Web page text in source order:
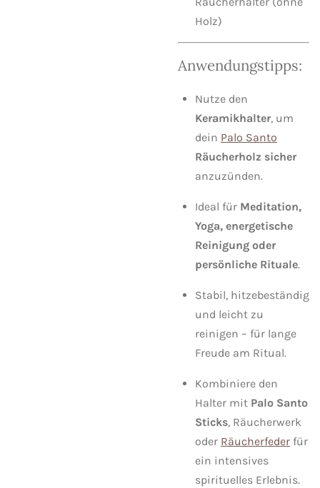
Holz)
Anwendungstipps:
Nutze den
Keramikhalter, um
dein Palo Santo
Räucherholz sicher
anzuzünden.
Ideal für Meditation,
Yoga, energetische
Reinigung oder
persönliche Rituale.
Stabil, hitzebeständig
und leicht zu
reinigen – für lange
Freude am Ritual.
Kombiniere den
Halter mit Palo Santo
Sticks, Räucherwerk
oder Räucherfeder für
ein intensives
spirituelles Erlebnis.